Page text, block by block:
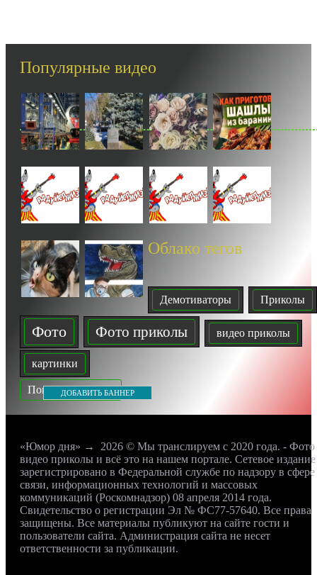
ушей. Он никогда не бывает полезен никому, кроме того, кто его дал.
-- Люблю давать советы и очень не люблю, когда их дают мне.
Популярные видео
Облако тегов
Демотиваторы Приколы
Фото Фото приколы видео приколы
картинки
Показать все теги
ДОБАВИТЬ БАННЕР
«Юмор дня» → 2026 © Мы транслируем с 2020 года. -
видео приколы и всё это на нашем портале. Сетевое издание
зарегистрировано в Федеральной службе по надзору в сфере
связи, информационных технологий и массовых
коммуникаций (Роскомнадзор) 08 апреля 2014 года.
Свидетельство о регистрации Эл № ФС77-57640. Все права
защищены. Все материалы публикуют на сайте гости и
пользователи сайта. Администрация сайта не несет
ответственности за публикации.